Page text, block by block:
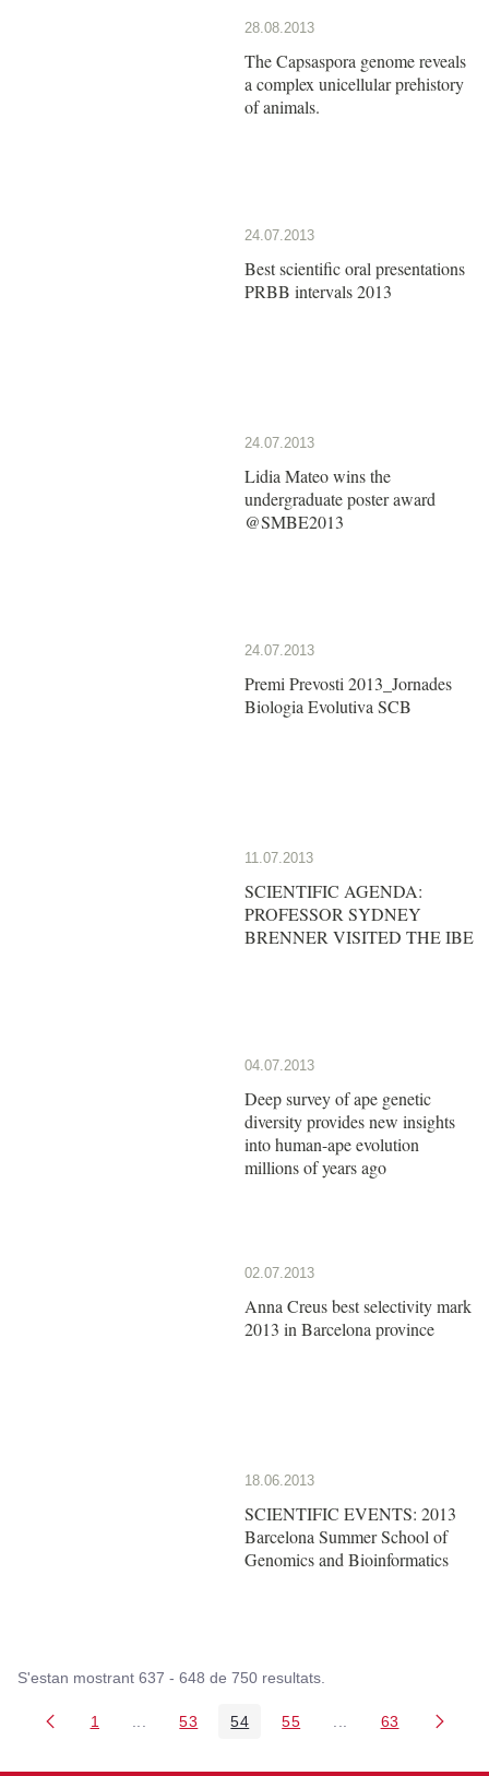
28.08.2013
The Capsaspora genome reveals
a complex unicellular prehistory
of animals.
24.07.2013
Best scientific oral presentations
PRBB intervals 2013
24.07.2013
Lidia Mateo wins the
undergraduate poster award
@SMBE2013
24.07.2013
Premi Prevosti 2013_Jornades
Biologia Evolutiva SCB
11.07.2013
SCIENTIFIC AGENDA:
PROFESSOR SYDNEY
BRENNER VISITED THE IBE
04.07.2013
Deep survey of ape genetic
diversity provides new insights
into human-ape evolution
millions of years ago
02.07.2013
Anna Creus best selectivity mark
2013 in Barcelona province
18.06.2013
SCIENTIFIC EVENTS: 2013
Barcelona Summer School of
Genomics and Bioinformatics
S'estan mostrant 637 - 648 de 750 resultats.
Pàgina
1 Pàgines intermèdies Utilitzeu TAB per navegar.
Pàgina
53 Pàgina
54 Pàgina
55 PàginesPàgina
63